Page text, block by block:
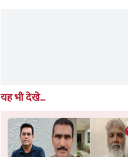
यह भी देखे...